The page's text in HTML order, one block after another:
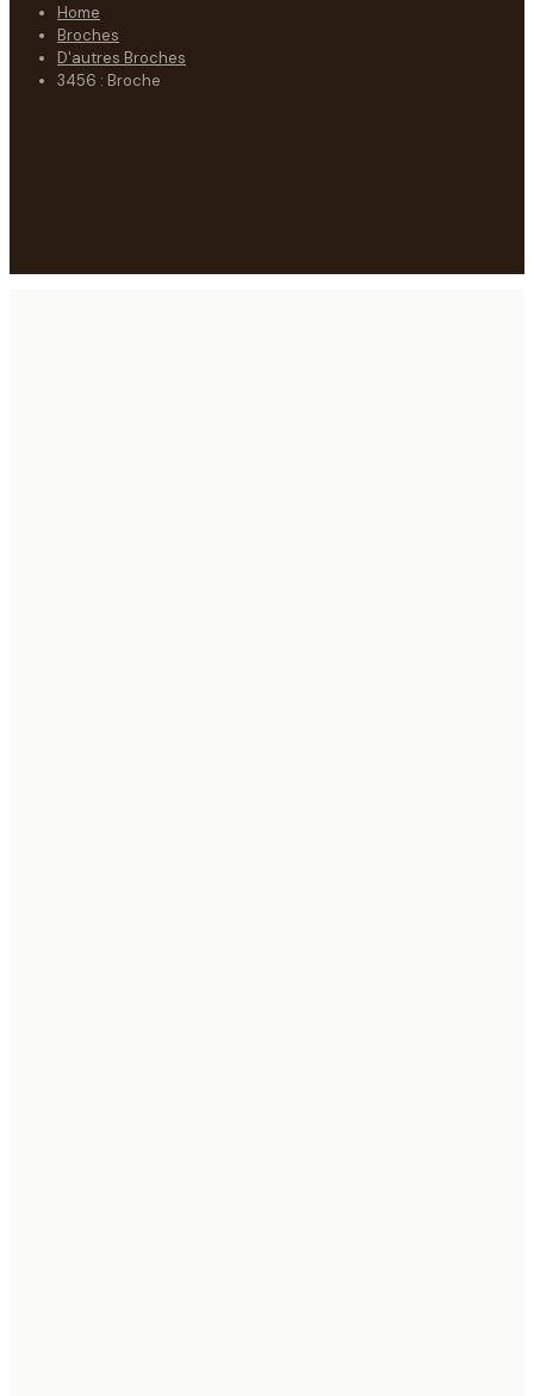
Home
Broches
D'autres Broches
3456 : Broche